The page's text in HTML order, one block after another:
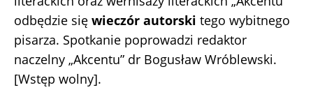
odbędzie się wieczór autorski tego wybitnego
pisarza. Spotkanie poprowadzi redaktor
naczelny „Akcentu” dr Bogusław Wróblewski.
[Wstęp wolny].